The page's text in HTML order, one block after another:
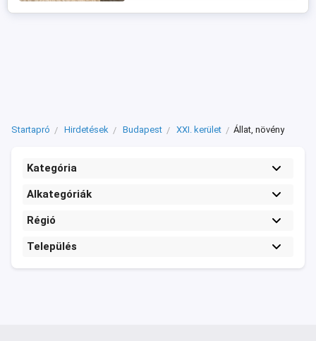
Startapró Hirdetések Budapest XXI. kerület Állat, növény
Kategória
Alkategóriák
Régió
Település